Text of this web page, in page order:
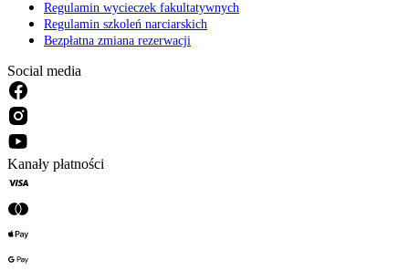
Regulamin wycieczek fakultatywnych
Regulamin szkoleń narciarskich
Bezpłatna zmiana rezerwacji
Social media
Kanały płatności